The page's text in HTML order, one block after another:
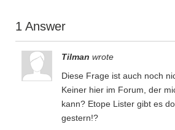
1 Answer
Tilman wrote
Diese Frage ist auch noch
Keiner hier im Forum, der
kann? Etope Lister gibt es
gestern!?